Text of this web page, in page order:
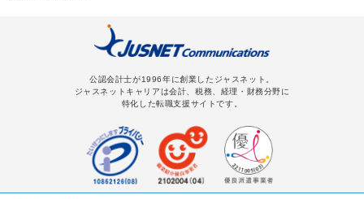
公認会計士が1996年に創業したジャスネット。
ジャスネットキャリアは会計、税務、経理・財務分野に
特化した転職支援サイトです。